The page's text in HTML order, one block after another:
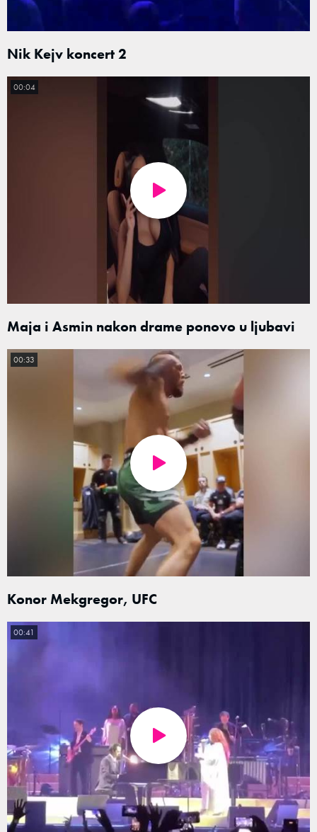
Nik Kejv koncert 2
Maja i Asmin nakon drame ponovo u ljubavi
00:04
Konor Mekgregor, UFC
00:33
00:41